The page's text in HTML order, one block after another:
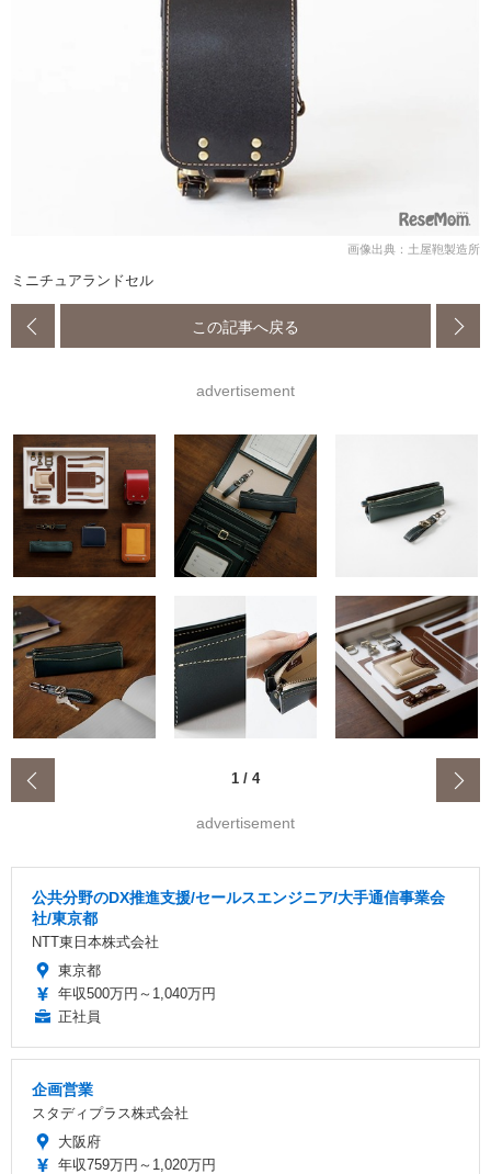
画像出典：土屋鞄製造所
ミニチュアランドセル
この記事へ戻る
advertisement
1 / 4
advertisement
公共分野のDX推進支援/セールスエンジニア/大手通信事業会
社/東京都
NTT東日本株式会社
東京都
年収500万円～1,040万円
正社員
企画営業
スタディプラス株式会社
大阪府
年収759万円～1,020万円